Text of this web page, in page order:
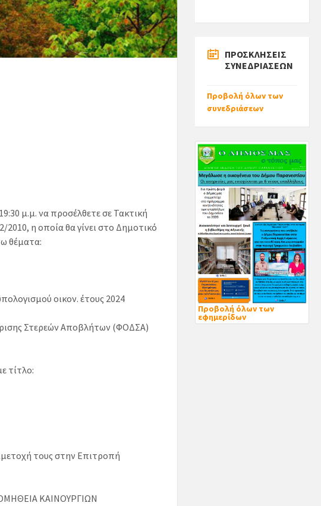
μ.μ. να προσέλθετε σε Τακτική
η οποία θα γίνει στο Δημοτικό
θέματα:
οικον. έτους 2024
Στερεών Αποβλήτων (ΦΟΔΣΑ)
τίτλο:
τους στην Επιτροπή
ΚΑΙΝΟΥΡΓΙΩΝ
ΠΡΟΣΚΛΗΣΕΙΣ
ΣΥΝΕΔΡΙΑΣΕΩΝ
Προβολή όλων των
συνεδριάσεων
Προβολή όλων των
εφημερίδων